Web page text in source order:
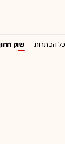
כל הכותרות שוק